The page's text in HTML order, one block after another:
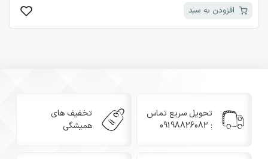
افزودن به سبد
تحویل سریع تماس
: 09198826082
تخفیف های
همیشگی